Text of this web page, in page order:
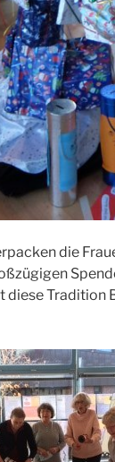
die
diese Tradition